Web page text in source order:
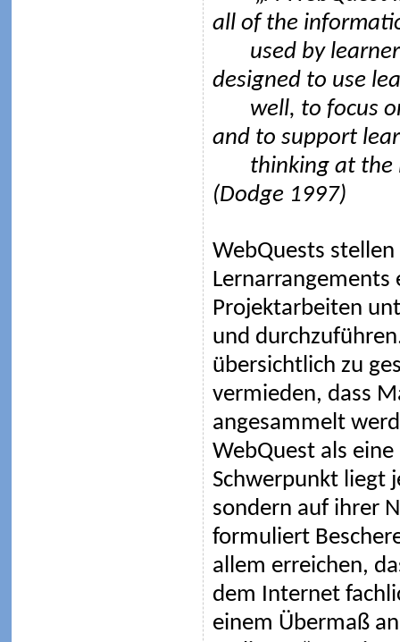
all of the
used by
designed to use
well, to focus
and to support
thinking at the
(Dodge 1997)
WebQuests
Projektarbeiten
und
übersichtlich zu
vermieden, dass
angesammelt
WebQuest als
Schwerpunkt liegt
sondern auf ihrer
formuliert
allem erreichen,
dem Internet
einem Übermaß